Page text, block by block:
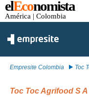
elEconomista
América | Colombia
Empresite Colombia Toc
Toc Toc Agrifood S A